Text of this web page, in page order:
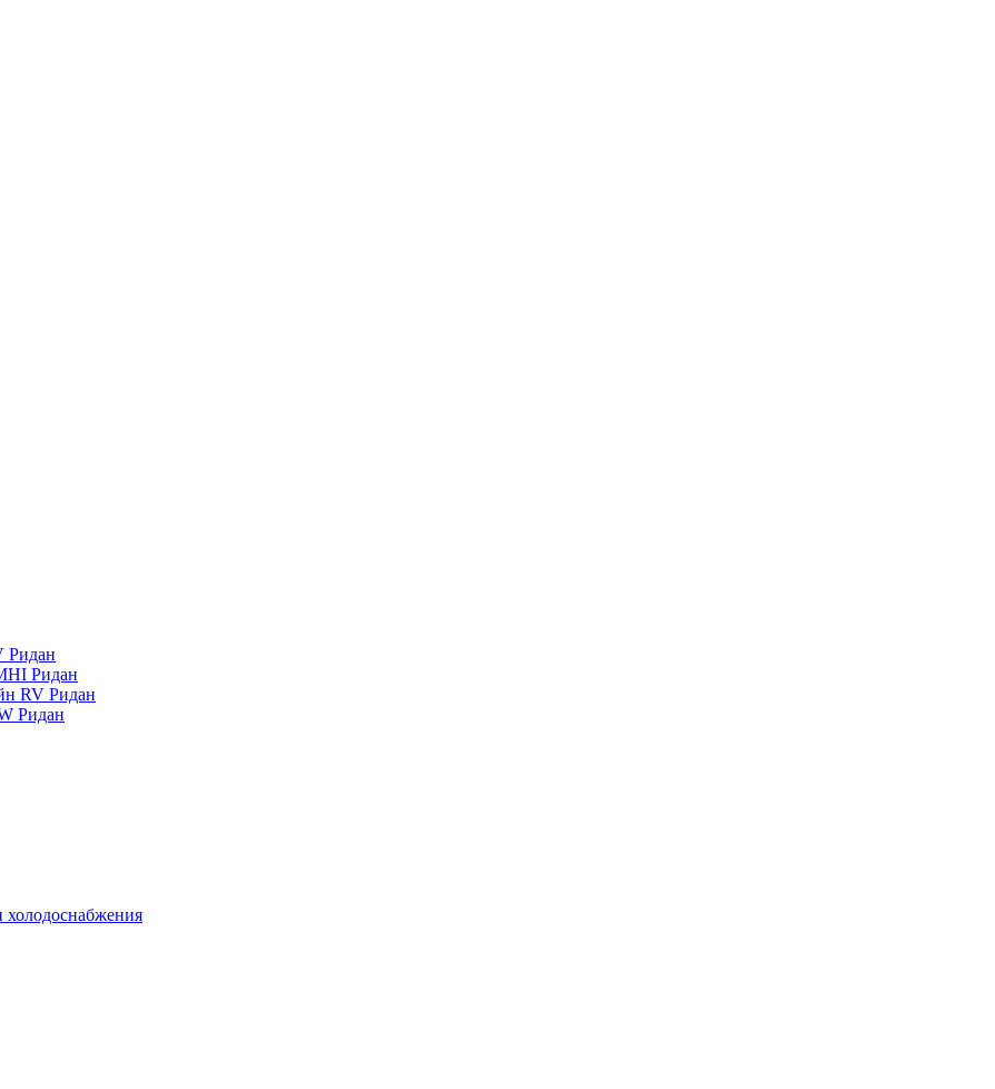
Ридан
Ридан
RV Ридан
Ридан
холодоснабжения